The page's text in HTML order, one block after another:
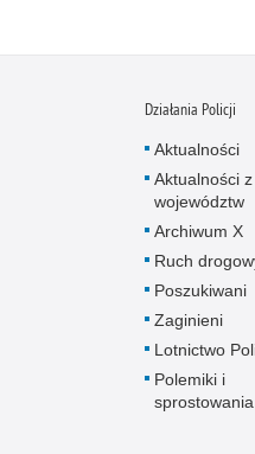
Działania Policji
Aktualności
Aktualności z
województw
Archiwum X
Ruch
Poszukiwani
Zaginieni
Lotnictwo
Polemiki i
sprostowania